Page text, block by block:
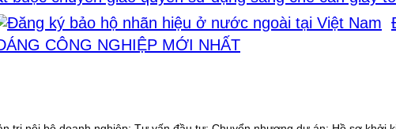
CÔNG NGHIỆP MỚI NHẤT